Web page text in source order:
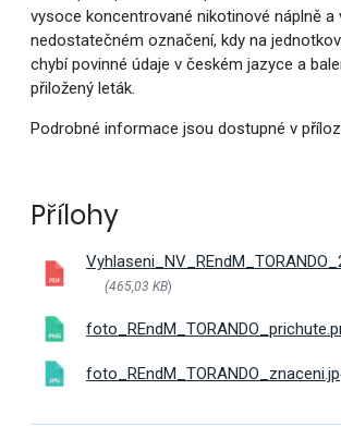
vysoce koncentrované nikotinové náplně a
nedostatečném označení, kdy na
chybí povinné údaje v českém jazyce a
přiložený leták.
Podrobné informace jsou dostupné v
Přílohy
(465,03 KB)